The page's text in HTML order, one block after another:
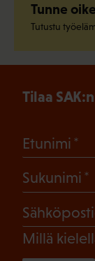
Tunne
Tutustu
Tilaa
Etunimi
Sukunimi
Millä